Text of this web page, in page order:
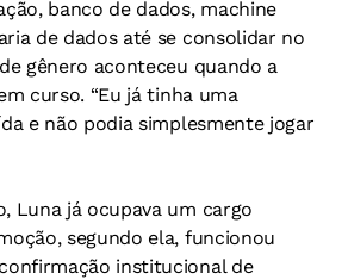
banco de dados, machine
de dados até se consolidar no
gênero aconteceu quando a
curso. “Eu já tinha uma
e não podia simplesmente jogar
Luna já ocupava um cargo
segundo ela, funcionou
institucional de